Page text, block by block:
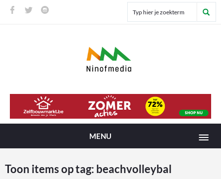
MENU
Toon items op tag: beachvolleybal